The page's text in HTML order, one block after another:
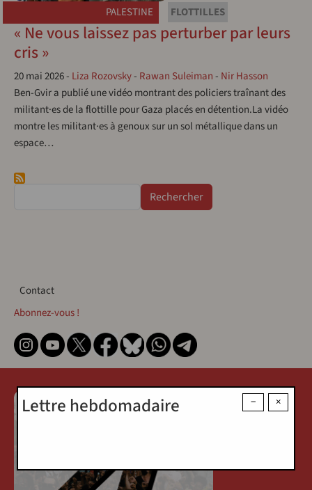
PALESTINE FLOTTILLES
« Ne vous laissez pas perturber par leurs
cris »
20 mai 2026- Liza Rozovsky- Rawan Suleiman- Nir Hasson
Ben-Gvir a publié une vidéo montrant des policiers traînant des
militant·es de la flottille pour Gaza placés en détention.La vidéo
montre les militant·es à genoux sur un sol métallique dans un
espace…
×
−
Lettre hebdomadaire
Contact
Contact
Abonnez-vous !